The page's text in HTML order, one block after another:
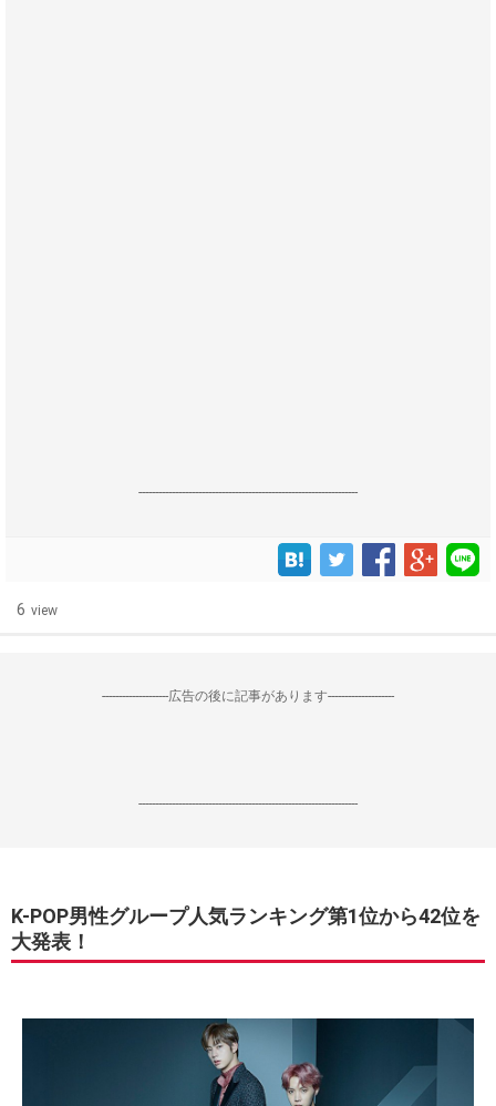
------------------------------------------------------------------
6 view
--------------------広告の後に記事があります--------------------
------------------------------------------------------------------
K-POP男性グループ人気ランキング第1位から42位を
大発表！